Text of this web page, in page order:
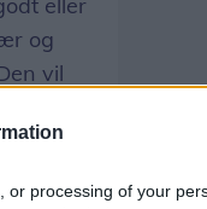
or processing of your
og
vil
kl.
30-40